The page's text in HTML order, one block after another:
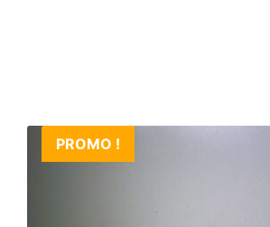
PROMO !